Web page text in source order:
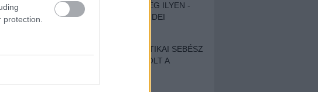
új
SOHA NEM VOLT MÉG ILYEN -
BESZÁMOLÓNK AZ IDEI
EGY HALLÁSPLASZTIKAI SEBÉSZ
NAPLÓJA - ILYEN VOLT A
DOKUMENTUMFILM